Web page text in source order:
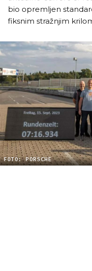
bio opremljen
fiksnim stražnjim
FOTO: PORSCHE